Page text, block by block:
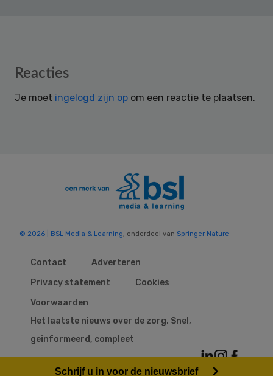
Reader
Reacties
Je moet ingelogd zijn op om een reactie te plaatsen.
© 2026 | BSL Media & Learning, onderdeel van Springer Nature
Contact
Adverteren
Privacy statement
Cookies
Voorwaarden
Het laatste nieuws over de zorg. Snel,
geïnformeerd, compleet
Schrijf u in voor de nieuwsbrief